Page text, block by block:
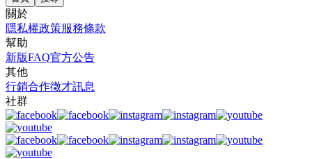
關於
隱私權政策服務條款
幫助
新版FAQ官方公告
其他
行銷合作徵才訊息
社群